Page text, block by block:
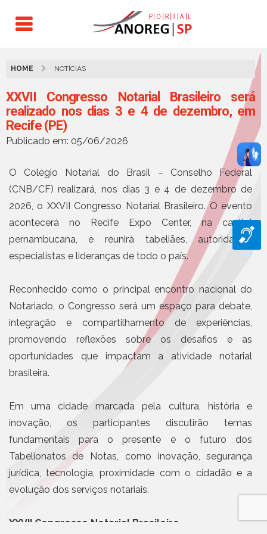
HOME NOTÍCIAS
XXVII Congresso Notarial Brasileiro será
realizado nos dias 3 e 4 de dezembro, em
Recife (PE)
Publicado em: 05/06/2026
O Colégio Notarial do Brasil – Conselho Federal
(CNB/CF) realizará, nos dias 3 e 4 de dezembro de
2026, o XXVII Congresso Notarial Brasileiro. O evento
acontecerá no Recife Expo Center, na capital
pernambucana, e reunirá tabeliães, autoridades,
especialistas e lideranças de todo o país.
Reconhecido como o principal encontro nacional do
Notariado, o Congresso será um espaço para debate,
integração e compartilhamento de experiências,
promovendo reflexões sobre os desafios e as
oportunidades que impactam a atividade notarial
brasileira.
Em uma cidade marcada pela cultura, história e
inovação, os participantes discutirão temas
fundamentais para o presente e o futuro dos
Tabelionatos de Notas, como inovação, segurança
jurídica, tecnologia, proximidade com o cidadão e a
evolução dos serviços notariais.
XXVII Congresso Notarial Brasileiro